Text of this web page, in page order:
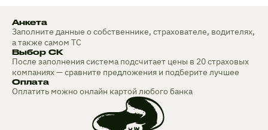
Анкета
Заполните данные о собственнике, страхователе, водителях,
а также самом ТС
Выбор СК
После заполнения система подсчитает цены в 20 страховых
компаниях — сравните предложения и подберите лучшее
Оплата
Оплатить можно онлайн картой любого банка